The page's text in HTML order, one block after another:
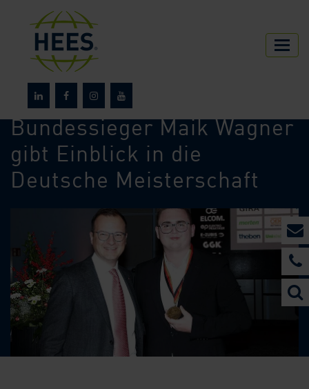
Über HEES News
Bundessieger Maik Wagner
gibt Einblick in die
Deutsche Meisterschaft